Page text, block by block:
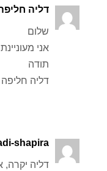
דליה
שלום
אני
תודה
דליה חליפה
shapira
דליה יקרה,